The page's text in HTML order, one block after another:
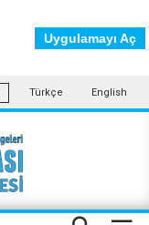
Türkçe English
Uygulamayı Aç